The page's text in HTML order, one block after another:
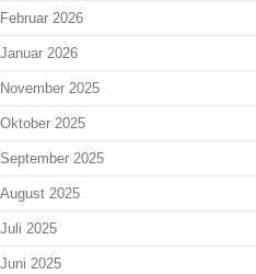
Februar 2026
Januar 2026
November 2025
Oktober 2025
September 2025
August 2025
Juli 2025
Juni 2025